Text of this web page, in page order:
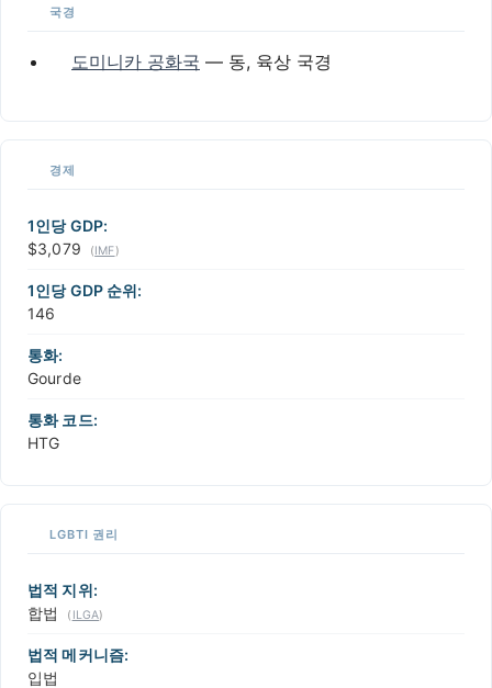
국경
도미니카 공화국 — 동, 육상 국경
경제
1인당 GDP:
$3,079
(IMF)
1인당 GDP 순위:
146
통화:
Gourde
통화 코드:
HTG
LGBTI 권리
법적 지위:
합법
( ILGA)
법적 메커니즘:
입법